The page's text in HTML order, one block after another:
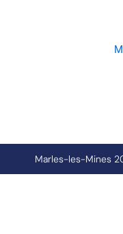
Marles-les-Mines